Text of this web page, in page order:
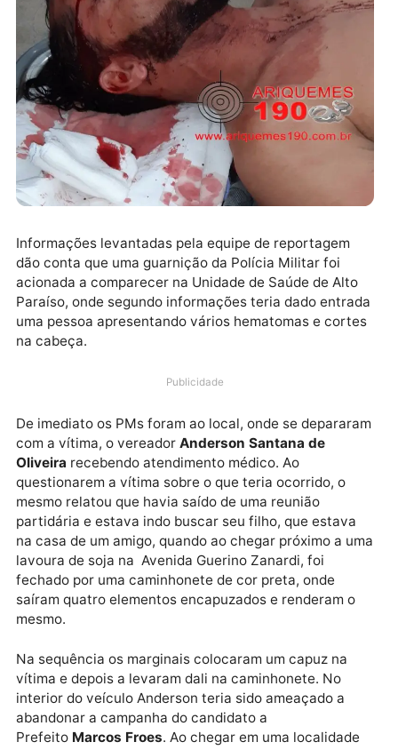
dão conta que uma guarnição da Polícia Militar foi
Paraíso, onde segundo informações teria dado
uma pessoa apresentando vários hematomas e
na cabeça.
Publicidade
De imediato os PMs foram ao local, onde se
com a vítima, o vereadorAnderson Santana de
Oliveirarecebendo atendimento médico. Ao
questionarem a vítima sobre o que teria ocorrido, o
mesmo relatou que havia saído de uma reunião
partidária e estava indo buscar seu filho, que estava
na casa de um amigo, quando ao chegar próximo a
lavoura de soja na Avenida Guerino Zanardi, foi
fechado por uma caminhonete de cor preta, onde